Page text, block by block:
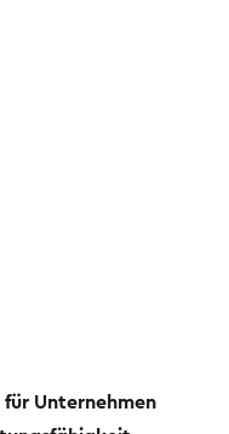
für Unternehmen